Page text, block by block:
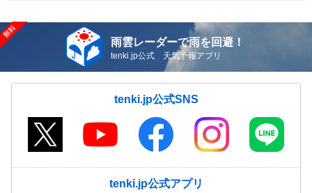
雨雲レーダーで雨を回避！
tenki.jp公式 天気予報アプリ
tenki.jp公式SNS
tenki.jp公式アプリ